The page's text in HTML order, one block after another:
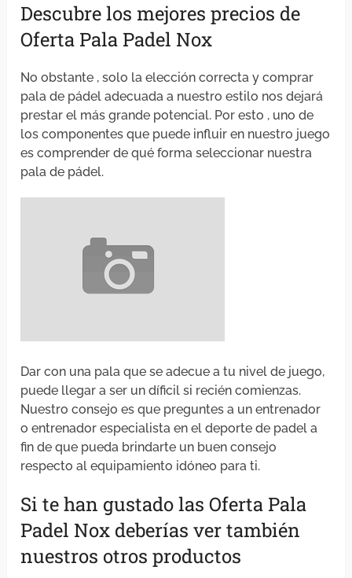
Descubre los mejores precios de
Oferta Pala Padel Nox
No obstante , solo la elección correcta y comprar
pala de pádel adecuada a nuestro estilo nos dejará
prestar el más grande potencial. Por esto , uno de
los componentes que puede influir en nuestro juego
es comprender de qué forma seleccionar nuestra
pala de pádel.
Dar con una pala que se adecue a tu nivel de juego,
puede llegar a ser un díficil si recién comienzas.
Nuestro consejo es que preguntes a un entrenador
o entrenador especialista en el deporte de padel a
fin de que pueda brindarte un buen consejo
respecto al equipamiento idóneo para ti.
Si te han gustado las Oferta Pala
Padel Nox deberías ver también
nuestros otros productos